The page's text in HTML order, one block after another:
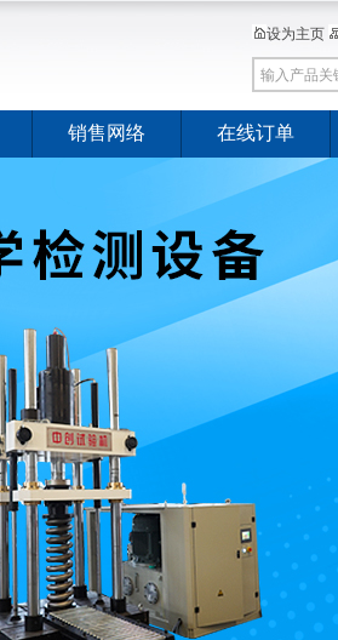
设为主页
销售网络 在线订单